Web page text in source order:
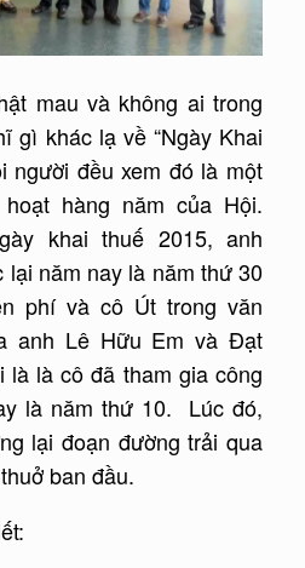
mau và không ai trong
gì khác lạ về “Ngày Khai
người đều xem đó là một
hàng năm của Hội.
khai thuế 2015, anh
lại năm nay là năm thứ 30
phí và cô Út trong văn
anh Lê Hữu Em và Đạt
là cô đã tham gia công
là năm thứ 10. Lúc đó,
lại đoạn đường trải qua
ban đầu.